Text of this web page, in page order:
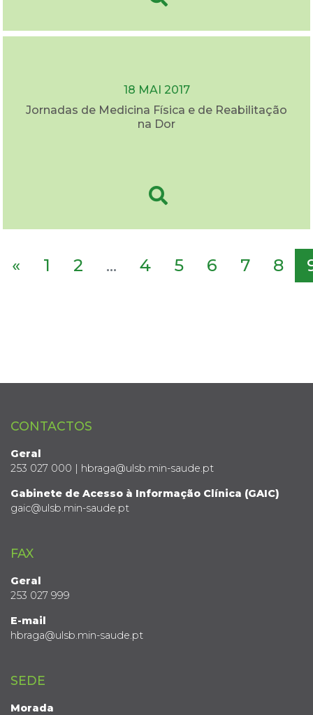
18 MAI 2017
Jornadas de Medicina Física e de Reabilitação
na Dor
« 1 2 ... 4 5 6 7 8
CONTACTOS
Geral
253 027 000 | hbraga@ulsb.min-saude.pt
Gabinete de Acesso à Informação Clínica (GAIC)
gaic@ulsb.min-saude.pt
FAX
Geral
253 027 999
E-mail
hbraga@ulsb.min-saude.pt
SEDE
Morada